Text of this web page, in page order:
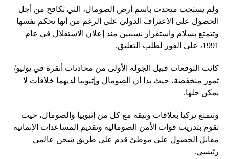
ولم يستجب متحدث باسم أرض الصومال، التي تكافح من أجل
الحصول على الاعتراف الدولي على الرغم من أنها تحكم نفسها
وتتمتع بسلام واستقرار نسبيين منذ إعلان الاستقلال في عام
1991، على الفور لطلب التعليق.
كانت التوقعات قبيل الجولة الأولى من محادثات أنقرة في يوليو/
تموز منخفضة، حيث بدا أن الصومال وإثيوبيا لديهما خلافات لا
يمكن حلها.
وتتمتع تركيا بعلاقات وثيقة مع كل من إثيوبيا والصومال، حيث
تقوم بتدريب قوات الأمن الصومالية وتقديم المساعدات الإنمائية
مقابل الحصول على موطئ قدم على طريق شحن عالمي
رئيسي.